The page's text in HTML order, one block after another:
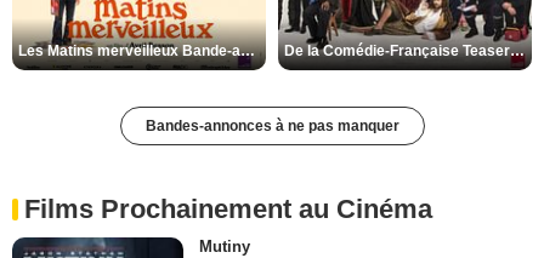
Les Matins merveilleux Bande-annonce VF De la Comédie-Française Teaser VF
Bandes-annonces à ne pas manquer
Films Prochainement au Cinéma
Mutiny